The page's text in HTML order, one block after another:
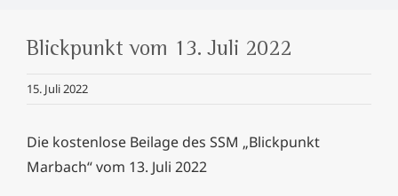
Blickpunkt vom 13. Juli 2022
15. Juli 2022
Die kostenlose Beilage des SSM „Blickpunkt
Marbach“ vom 13. Juli 2022